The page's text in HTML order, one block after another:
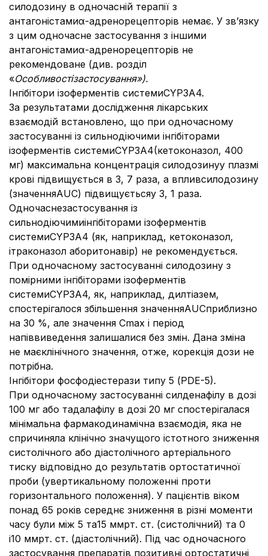
силодозину в одночасній терапії з
антагоністамиα-адренорецепторів немає. У зв’язку
з цим одночасне застосування з іншими
антагоністамиα-адренорецепторів не
рекомендоване (див. розділ
«Особливостізастосування»).
Інгібітори ізоферментів системиCYP3А4.
За результатами дослідження лікарських
взаємодій встановлено, що при одночасному
застосуванні із сильнодіючими інгібіторами
ізоферментів системиCYP3А4(кетоконазол, 400
мг) максимальна концентрація силодозинуу плазмі
крові підвищується в 3, 7 раза, а впливсилодозину
(значенняAUC) підвищуєтьсяу 3, 1 раза.
Одночаснезастосування із
сильнодіючимиінгібіторами ізоферментів
системиCYP3А4 (як, наприклад, кетоконазол,
ітраконазол аборитонавір) не рекомендується.
При одночасному застосуванні силодозину з
помірними інгібіторами ізоферментів
системиCYP3А4, як, наприклад, дилтіазем,
спостерігалося збільшення значенняAUCприблизно
на 30 %, але значення Сmax і період
напіввиведення залишалися без змін. Дана зміна
не маєклінічного значення, отже, корекція дози не
потрібна.
Інгібітори фосфодіестерази типу 5 (РDЕ-5).
При одночасному застосуванні силденафілу в дозі
100 мг або тадалафілу в дозі 20 мг спостерігалася
мінімальна фармакодинамічна взаємодія, яка не
спричиняла клінічно значущого істотного зниження
систолічного або діастолічного артеріального
тиску відповідно до результатів ортостатичної
проби (увертикальному положенні проти
горизонтального положення). У пацієнтів віком
понад 65 років середнє зниження в різні моменти
часу були між 5 та15 ммрт. ст. (систолічний) та 0
і10 ммрт. ст. (діастолічний). Під час одночасного
застосування препаратів позитивні ортостатичні